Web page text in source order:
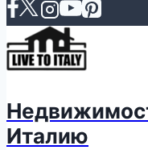
Италию